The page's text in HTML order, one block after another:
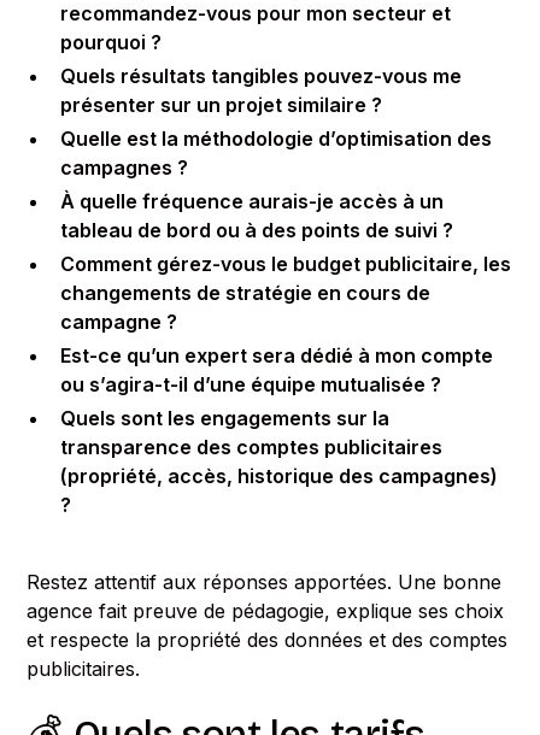
recommandez-vous pour mon secteur et
pourquoi ?
Quels résultats tangibles pouvez-vous me
présenter sur un projet similaire ?
Quelle est la méthodologie d’optimisation des
campagnes ?
À quelle fréquence aurais-je accès à un
tableau de bord ou à des points de suivi ?
Comment gérez-vous le budget publicitaire, les
changements de stratégie en cours de
campagne ?
Est-ce qu’un expert sera dédié à mon compte
ou s’agira-t-il d’une équipe mutualisée ?
Quels sont les engagements sur la
transparence des comptes publicitaires
(propriété, accès, historique des campagnes)
?
Restez attentif aux réponses apportées. Une bonne
agence fait preuve de pédagogie, explique ses choix
et respecte la propriété des données et des comptes
publicitaires.